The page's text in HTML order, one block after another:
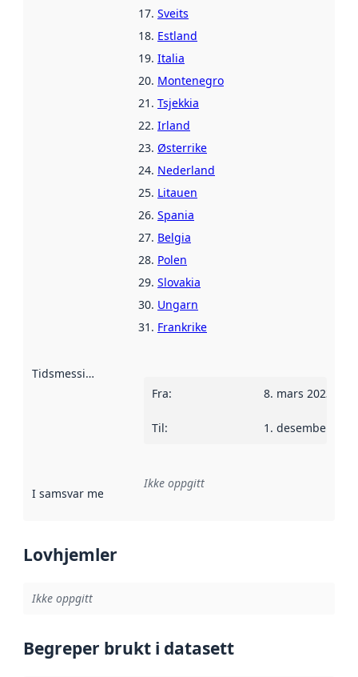
Sveits
Estland
Italia
Montenegro
Tsjekkia
Irland
Østerrike
Nederland
Litauen
Spania
Belgia
Polen
Slovakia
Ungarn
Frankrike
Tidsmessig avgrensning
Fra: 8. mars 2023
Til: 1. desember
I samsvar med Referanse til en implementasjonsregel
Ikke oppgitt
Lovhjemler
Ikke oppgitt
Begreper brukt i datasett